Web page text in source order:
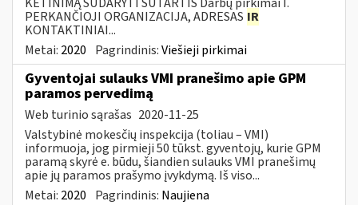
PERKANČIOJI ORGANIZACIJA, ADRESAS IR
KONTAKTINIAI...
Metai: 2020 Pagrindinis:Viešieji pirkimai
Gyventojai sulauks VMI pranešimo apie GPM
paramos pervedimą
Web turinio sąrašas 2020-11-25
Valstybinė mokesčių inspekcija (toliau – VMI)
informuoja, jog pirmieji 50 tūkst. gyventojų, kurie GPM
paramą skyrė e. būdu, šiandien sulauks VMI pranešimų
apie jų paramos prašymo įvykdymą. Iš viso...
Metai: 2020 Pagrindinis: Naujiena